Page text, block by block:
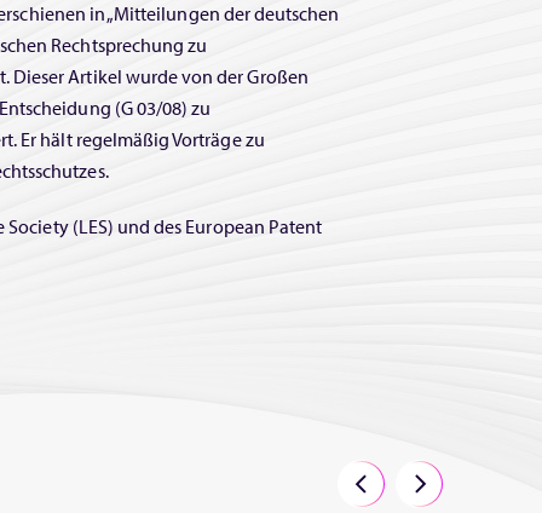
in „Mitteilungen der deutschen
Rechtsprechung zu
Artikel wurde von der Großen
(G 03/08) zu
Er hält regelmäßig Vorträge zu
(LES) und des European Patent